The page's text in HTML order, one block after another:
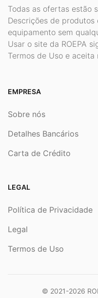
Todas as ofertas estão
Descrições de
equipamento sem
Usar o site da ROEPA
Termos de Uso e
EMPRESA
Sobre nós
Detalhes Bancários
Carta de Crédito
LEGAL
Política de Privacidade
Legal
Termos de Uso
© 2021-2026